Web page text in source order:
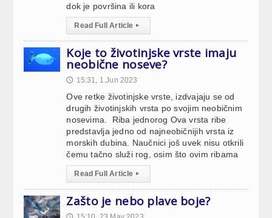
dok je površina ili kora
Read Full Article ▸
Koje to životinjske vrste imaju
neobične noseve?
🕔 15:31, 1.Jun 2023
Ove retke životinjske vrste, izdvajaju se od
drugih životinjskih vrsta po svojim neobičnim
nosevima. Riba jednorog Ova vrsta ribe
predstavlja jedno od najneobičnijih vrsta iz
morskih dubina. Naučnici još uvek nisu otkrili
čemu tačno služi rog, osim što ovim ribama
Read Full Article ▸
Zašto je nebo plave boje?